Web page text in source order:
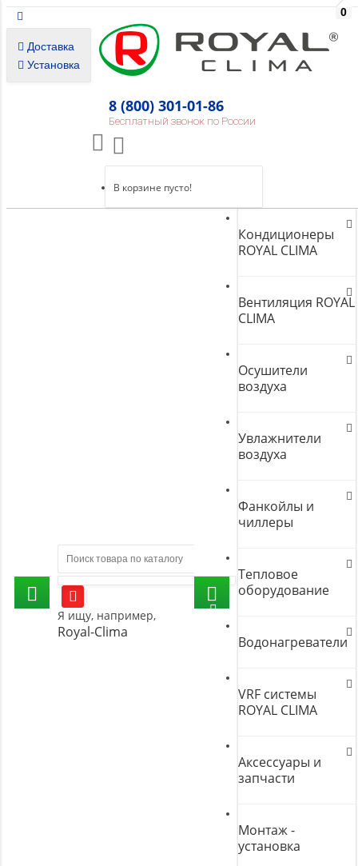
Доставка
Установка
8 (800) 301-01-86
Бесплатный звонок по России
0
В корзине пусто!
Я ищу, например,
Royal-Clima
Кондиционеры
ROYAL CLIMA
Вентиляция ROYAL
CLIMA
Осушители
воздуха
Увлажнители
воздуха
Фанкойлы и
чиллеры
Тепловое
оборудование
Водонагреватели
VRF системы
ROYAL CLIMA
Аксессуары и
запчасти
Монтаж -
установка